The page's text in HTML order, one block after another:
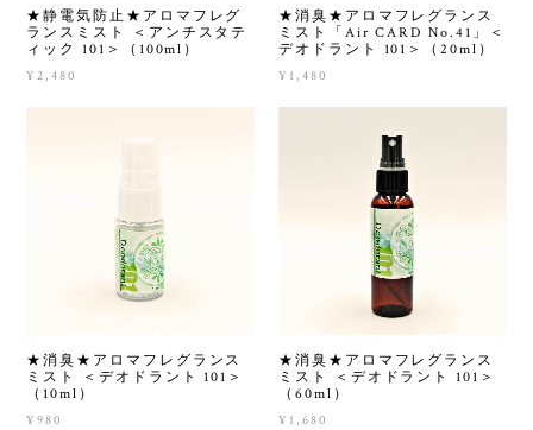
★静電気防止★アロマフレグ
ランスミスト ＜アンチスタテ
ィック 101＞（100ml）
¥2,480
★消臭★アロマフレグランス
ミスト「Air CARD No.41」＜
デオドラント 101＞（20ml）
¥1,480
★消臭★アロマフレグランス
ミスト ＜デオドラント 101＞
（10ml）
¥980
★消臭★アロマフレグランス
ミスト ＜デオドラント 101＞
（60ml）
¥1,680